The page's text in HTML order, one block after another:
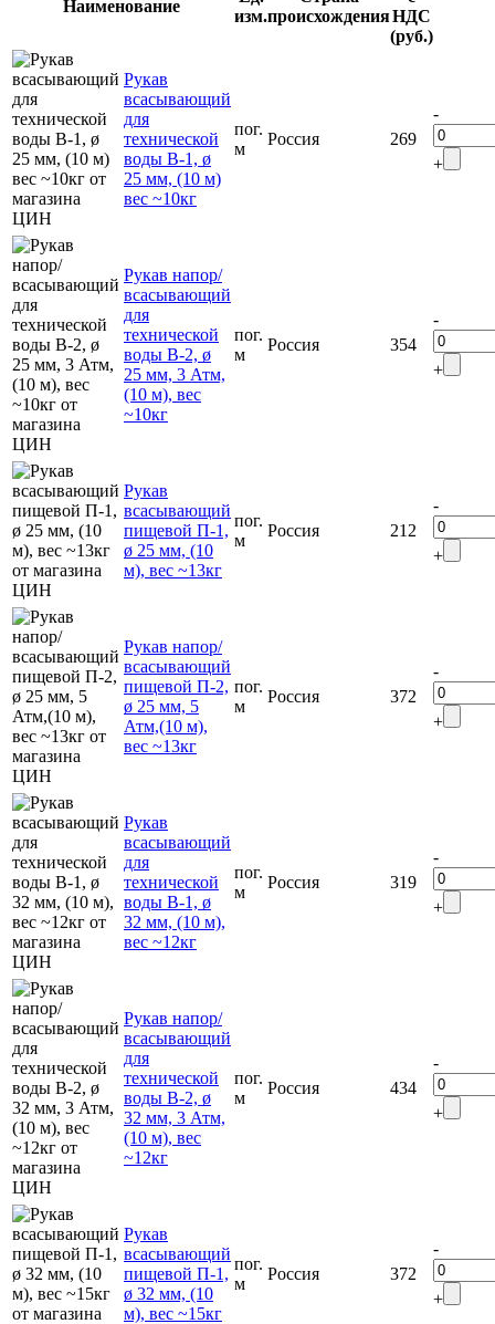
Наименование
изм.происхожденияНДС
(руб.)
Рукав
всасывающий
для
технической
воды В-1, ø
25 мм, (10 м)
вес ~10кг
пог.
м
Россия 269
-
+
Рукав напор/
всасывающий
для
технической
воды В-2, ø
25 мм, 3 Атм,
(10 м), вес
~10кг
пог.
м
Россия 354
-
+
Рукав
всасывающий
пищевой П-1,
ø 25 мм, (10
м), вес ~13кг
пог.
м
Россия 212
-
+
Рукав напор/
всасывающий
пищевой П-2,
ø 25 мм, 5
Атм,(10 м),
вес ~13кг
пог.
м
Россия 372
-
+
Рукав
всасывающий
для
технической
воды В-1, ø
32 мм, (10 м),
вес ~12кг
пог.
м
Россия 319
-
+
Рукав напор/
всасывающий
для
технической
воды В-2, ø
32 мм, 3 Атм,
(10 м), вес
~12кг
пог.
м
Россия 434
-
+
Рукав
всасывающий
пищевой П-1,
ø 32 мм, (10
м), вес ~15кг
пог.
м
Россия 372
-
+